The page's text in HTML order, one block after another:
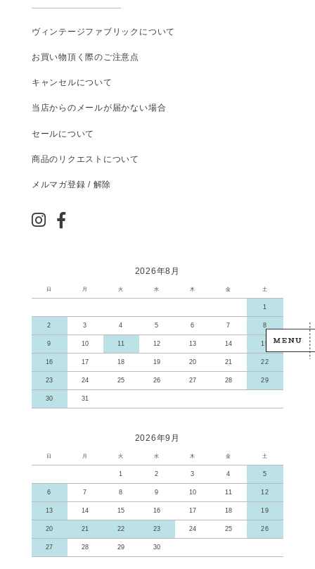
ヴィンテージファブリックについて
お買い物頂く際のご注意点
キャンセルについて
当店からのメールが届かない場合
セールについて
商品のリクエストについて
メルマガ登録 / 解除
2026年8月
日 月 火 水 木 金 土
1
2 3 4 5 6 7 8
9 10 11 12 13 14 15
16 17 18 19 20 21 22
23 24 25 26 27 28 29
30 31
2026年9月
日 月 火 水 木 金 土
1 2 3 4 5
6 7 8 9 10 11 12
13 14 15 16 17 18 19
20 21 22 23 24 25 26
27 28 29 30